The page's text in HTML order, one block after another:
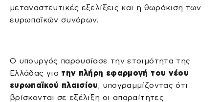
μεταναστευτικές εξελίξεις και η θωράκιση των
ευρωπαϊκών συνόρων.
Ο υπουργός παρουσίασε την ετοιμότητα της
Ελλάδας για την πλήρη εφαρμογή του νέου
ευρωπαϊκού πλαισίου, υπογραμμίζοντας ότι
βρίσκονται σε εξέλιξη οι απαραίτητες